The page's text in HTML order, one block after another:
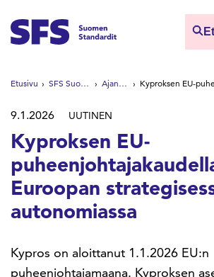
Etsi sivuilta
Hae hakutermillä
Etusivu SFS Suomen Standardit Ajankohtaista
9.1.2026 UUTINEN
Kyproksen EU-
Euroopan
autonomiassa
Kypros on aloittanut 1.1.2026 EU:n
puheenjohtajamaana. Kyproksen